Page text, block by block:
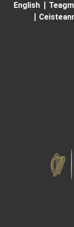
English